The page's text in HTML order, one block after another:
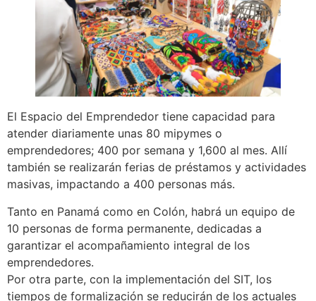
El Espacio del Emprendedor tiene capacidad para
atender diariamente unas 80 mipymes o
emprendedores; 400 por semana y 1,600 al mes. Allí
también se realizarán ferias de préstamos y actividades
masivas, impactando a 400 personas más.
Tanto en Panamá como en Colón, habrá un equipo de
10 personas de forma permanente, dedicadas a
garantizar el acompañamiento integral de los
emprendedores.
Por otra parte, con la implementación del SIT, los
tiempos de formalización se reducirán de los actuales